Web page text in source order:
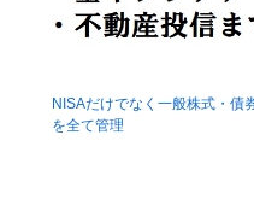
NISAだけでなく一般株式・債
を全て管理